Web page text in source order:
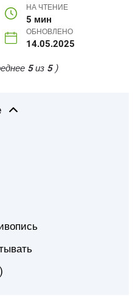
НА ЧТЕНИЕ
5 мин
ОБНОВЛЕНО
14.05.2025
5из 5)